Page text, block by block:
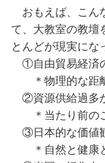
おもえば、こん
て、大教室の教壇
とんどが現実にな
①自由貿易経済
＊物理的な距離
②資源供給過多
＊当たり前の
③日本的な価値
＊自然と健康